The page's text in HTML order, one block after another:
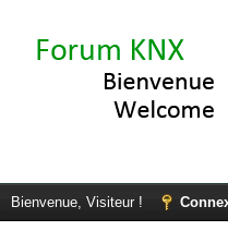
Bienvenue, Visiteur !